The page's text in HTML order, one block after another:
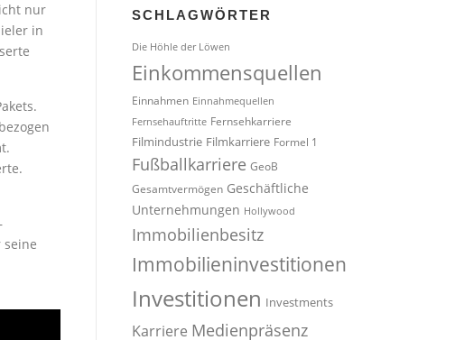
nur
in
seine
SCHLAGWÖRTER
Die Höhle der Löwen
Einkommensquellen
Einnahmen Einnahmequellen
Fernsehauftritte Fernsehkarriere
Filmindustrie Filmkarriere Formel 1
Fußballkarriere GeoB
Gesamtvermögen Geschäftliche
Unternehmungen Hollywood
Immobilienbesitz
Immobilieninvestitionen
Investitionen Investments
Karriere Medienpräsenz